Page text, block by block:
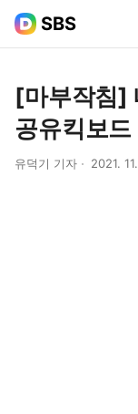
SBS
[마부작침]
공유킥보
유덕기 기자 2021.